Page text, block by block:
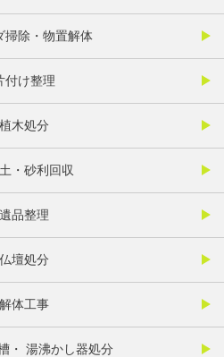
掃除・物置解体
付け整理
植木処分
・砂利回収
遺品整理
仏壇処分
解体工事
・ 湯沸かし器処分